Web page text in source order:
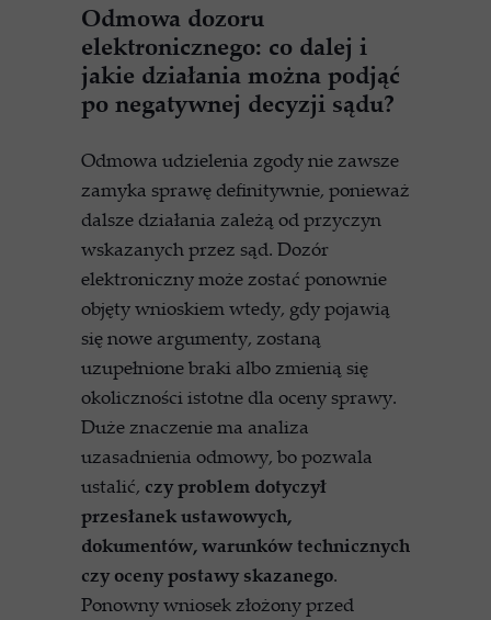
Odmowa dozoru
elektronicznego: co dalej i
jakie działania można podjąć
po negatywnej decyzji sądu?
Odmowa udzielenia zgody nie zawsze
zamyka sprawę definitywnie, ponieważ
dalsze działania zależą od przyczyn
wskazanych przez sąd. Dozór
elektroniczny może zostać ponownie
objęty wnioskiem wtedy, gdy pojawią
się nowe argumenty, zostaną
uzupełnione braki albo zmienią się
okoliczności istotne dla oceny sprawy.
Duże znaczenie ma analiza
uzasadnienia odmowy, bo pozwala
ustalić, czy problem dotyczył
przesłanek ustawowych,
dokumentów, warunków technicznych
czy oceny postawy skazanego.
Ponowny wniosek złożony przed